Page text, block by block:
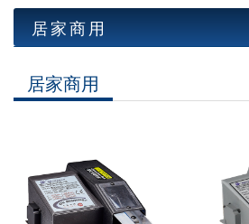
居家商用
油水分離機
泵浦式系列
皮帶式系列
交流低壓系列
交流高壓系列
超音波清洗機
桌上型
超音波熔接代工
居家產品
居家系列
DIY系列
霧化器
購物袋
居家商用